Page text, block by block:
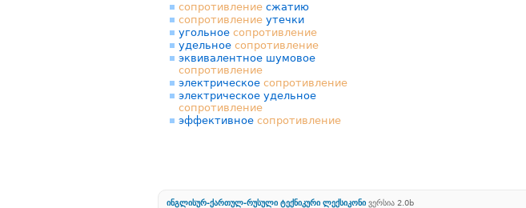
сопротивление сжатию
сопротивление утечки
угольное сопротивление
удельное сопротивление
эквивалентное шумовое
сопротивление
электрическое сопротивление
электрическое удельное
сопротивление
эффективное сопротивление
ინგლისურ-ქართულ-რუსული ტექნიკური ლექსიკონი ვერსია 2.0b